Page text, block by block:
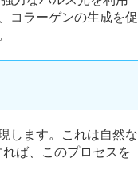
コラーゲンの生成を促
します。これは自然な
ば、このプロセスを